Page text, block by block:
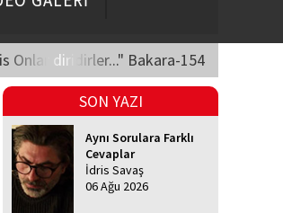
Onlar diridirler..." Bakara-154
SON YAZI
Aynı Sorulara Farklı
Cevaplar
İdris Savaş
06 Ağu 2026